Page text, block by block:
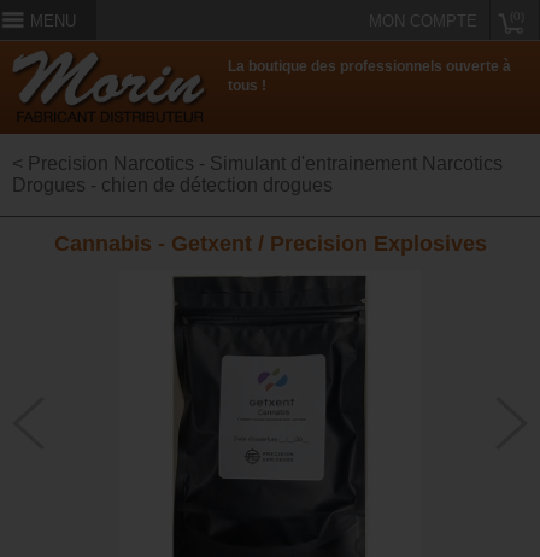
MENU MON COMPTE
La boutique des professionnels ouverte à
tous !
< Precision Narcotics - Simulant d'entrainement Narcotics
Drogues - chien de détection drogues
Cannabis - Getxent / Precision Explosives